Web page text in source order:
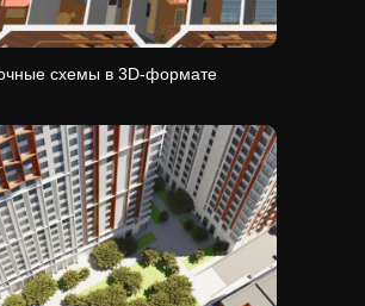
схемы в 3D-формате